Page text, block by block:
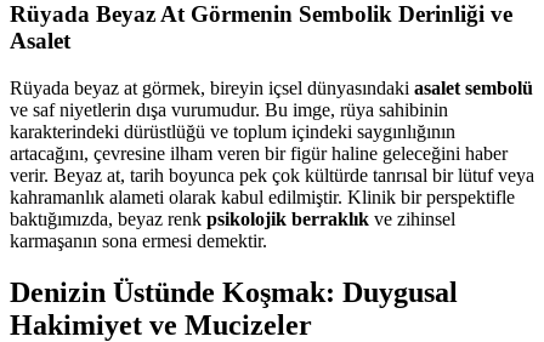
Rüyada Beyaz At Görmenin Sembolik Derinliği ve
Asalet
Rüyada beyaz at görmek, bireyin içsel dünyasındaki asalet sembolü
ve saf niyetlerin dışa vurumudur. Bu imge, rüya sahibinin
karakterindeki dürüstlüğü ve toplum içindeki saygınlığının
artacağını, çevresine ilham veren bir figür haline geleceğini haber
verir. Beyaz at, tarih boyunca pek çok kültürde tanrısal bir lütuf veya
kahramanlık alameti olarak kabul edilmiştir. Klinik bir perspektifle
baktığımızda, beyaz renk psikolojik berraklık ve zihinsel
karmaşanın sona ermesi demektir.
Denizin Üstünde Koşmak: Duygusal
Hakimiyet ve Mucizeler